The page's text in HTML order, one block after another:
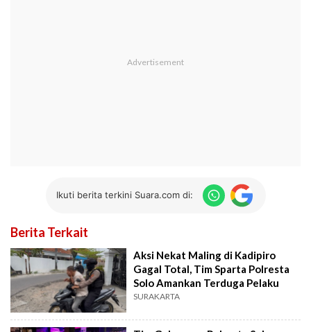
Ikuti berita terkini Suara.com di:
Berita Terkait
Aksi Nekat Maling di Kadipiro
Gagal Total, Tim Sparta Polresta
Solo Amankan Terduga Pelaku
SURAKARTA